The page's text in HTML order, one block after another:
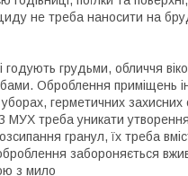
не треба наносити на
грудьми, обличчя
Оброблення приміщень
герметичних захисних
МУХ треба уникати
гранул, їх треба
забороняється
з мило